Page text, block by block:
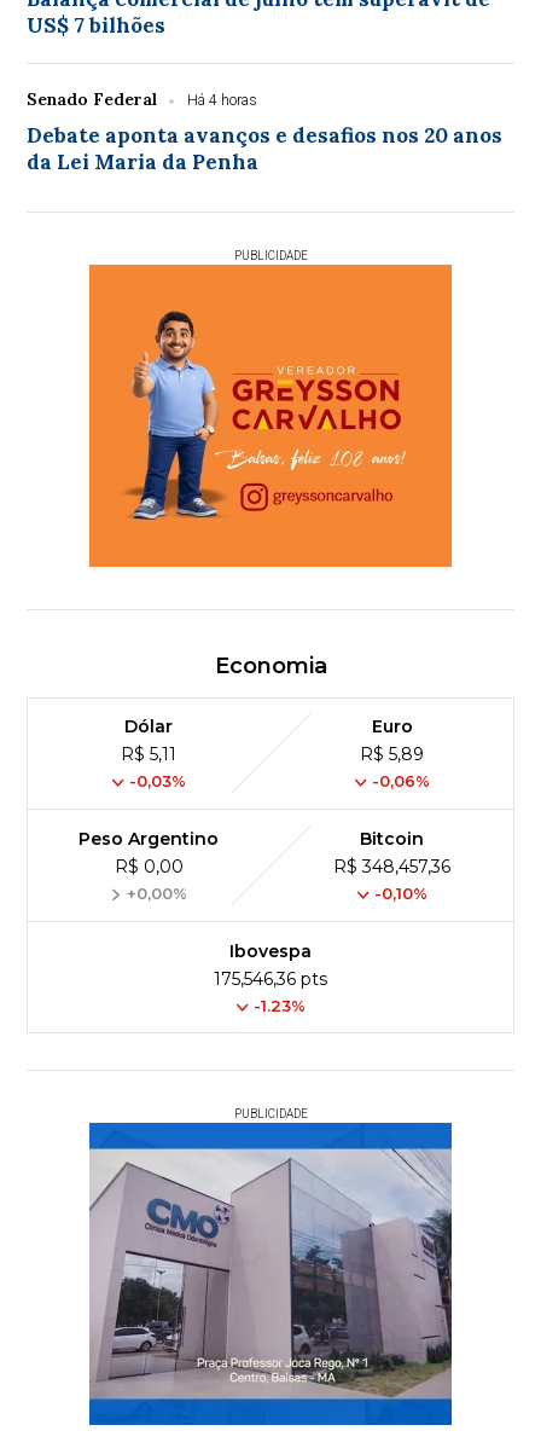
US$ 7 bilhões
Senado Federal Há 4 horas
Debate aponta avanços e desafios nos 20 anos
da Lei Maria da Penha
PUBLICIDADE
Economia
Dólar
R$ 5,11
-0,03%
Euro
R$ 5,89
-0,06%
Peso Argentino
R$ 0,00
+0,00%
Bitcoin
R$ 348,457,36
-0,10%
Ibovespa
175,546,36 pts
-1.23%
PUBLICIDADE